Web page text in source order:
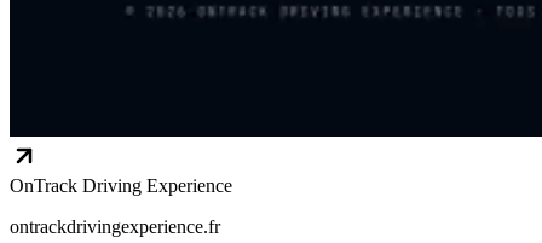
OnTrack Driving Experience
ontrackdrivingexperience.fr